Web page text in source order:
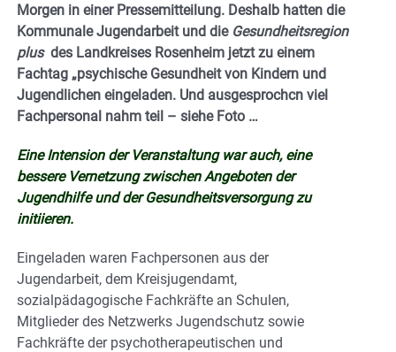
Morgen in einer Pressemitteilung. Deshalb hatten die
Kommunale Jugendarbeit und die Gesundheitsregion
plus des Landkreises Rosenheim jetzt zu einem
Fachtag „psychische Gesundheit von Kindern und
Jugendlichen eingeladen. Und ausgesprochcn viel
Fachpersonal nahm teil – siehe Foto …
Eine Intension der Veranstaltung war auch, eine
bessere Vernetzung zwischen Angeboten der
Jugendhilfe und der Gesundheitsversorgung zu
initiieren.
Eingeladen waren Fachpersonen aus der
Jugendarbeit, dem Kreisjugendamt,
sozialpädagogische Fachkräfte an Schulen,
Mitglieder des Netzwerks Jugendschutz sowie
Fachkräfte der psychotherapeutischen und